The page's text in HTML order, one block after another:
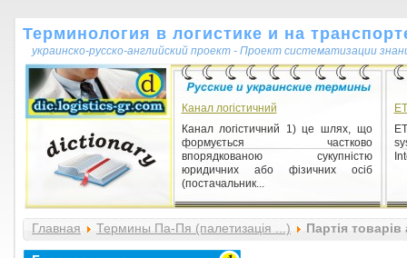
Терминология в логистике и на
украинско-русско-английский проект - Проект систематизации
Канал логістичний
Канал логістичний 1) це шлях, що
формується частково
впорядкованою сукупністю
юридичних або фізичних осіб
(постачальник...
Главная Термины Па-Пя (палетизація ...) Партія